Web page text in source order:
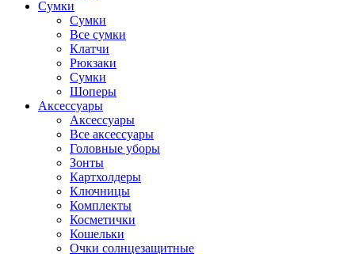
Сумки
Сумки
Все сумки
Клатчи
Рюкзаки
Сумки
Шоперы
Аксессуары
Аксессуары
Все аксессуары
Головные уборы
Зонты
Картхолдеры
Ключницы
Комплекты
Косметички
Кошельки
Очки солнцезащитные